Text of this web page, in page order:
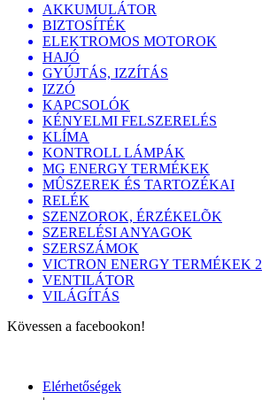
AKKUMULÁTOR
BIZTOSÍTÉK
ELEKTROMOS MOTOROK
HAJÓ
GYÚJTÁS, IZZÍTÁS
IZZÓ
KAPCSOLÓK
KÉNYELMI FELSZERELÉS
KLÍMA
KONTROLL LÁMPÁK
MG ENERGY TERMÉKEK
MÛSZEREK ÉS TARTOZÉKAI
RELÉK
SZENZOROK, ÉRZÉKELÕK
SZERELÉSI ANYAGOK
SZERSZÁMOK
VICTRON ENERGY TERMÉKEK 2
VENTILÁTOR
VILÁGÍTÁS
Kövessen a facebookon!
Elérhetőségek